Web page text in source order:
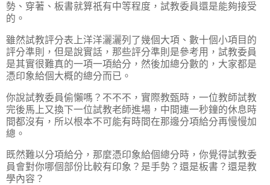
勢、穿著、板書就算祇有中等程度，試教委員還是能夠接受
的。
雖然試教評分表上洋洋灑灑列了幾個大項、數十個小項目的
評分準則，但是說實話，那些評分準則是參考用，試教委員
是其實很難真的一項一項給分，然後加總分數的，大家都是
憑印象給個大概的總分而已。
你說試教委員偷懶嗎？不不不，實際教甄時，一位教師試教
完後馬上又換下一位試教老師進場，中間連一秒鐘的休息時
間都沒有，所以根本不可能有時間在那邊分項給分再慢慢加
總。
既然難以分項給分，那麼憑印象給個總分時，你覺得試教委
員會對你哪個部份比較有印象？是手勢？還是板書？還是教
學內容？